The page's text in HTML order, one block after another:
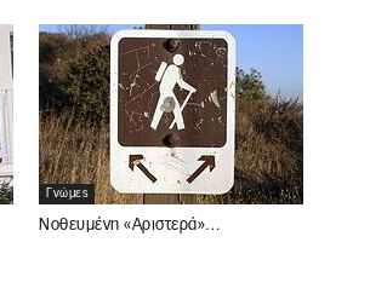
Γνώμες
Νοθευμένη «Αριστερά»…